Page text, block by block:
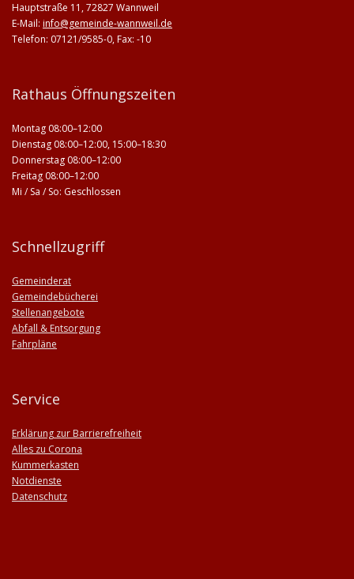
Hauptstraße 11, 72827 Wannweil
E-Mail: info@gemeinde-wannweil.de
Telefon: 07121/9585-0, Fax: -10
Rathaus Öffnungszeiten
Montag 08:00–12:00
Dienstag 08:00–12:00, 15:00–18:30
Donnerstag 08:00–12:00
Freitag 08:00–12:00
Mi / Sa / So: Geschlossen
Schnellzugriff
Gemeinderat
Gemeindebücherei
Stellenangebote
Abfall & Entsorgung
Fahrpläne
Service
Erklärung zur Barrierefreiheit
Alles zu Corona
Kummerkasten
Notdienste
Datenschutz